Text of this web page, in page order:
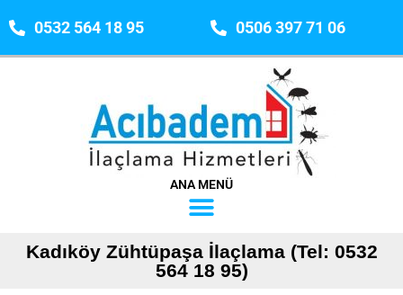
0532 564 18 95 0506 397 71 06
ANA MENÜ
Kadıköy Zühtüpaşa İlaçlama (Tel: 0532
564 18 95)